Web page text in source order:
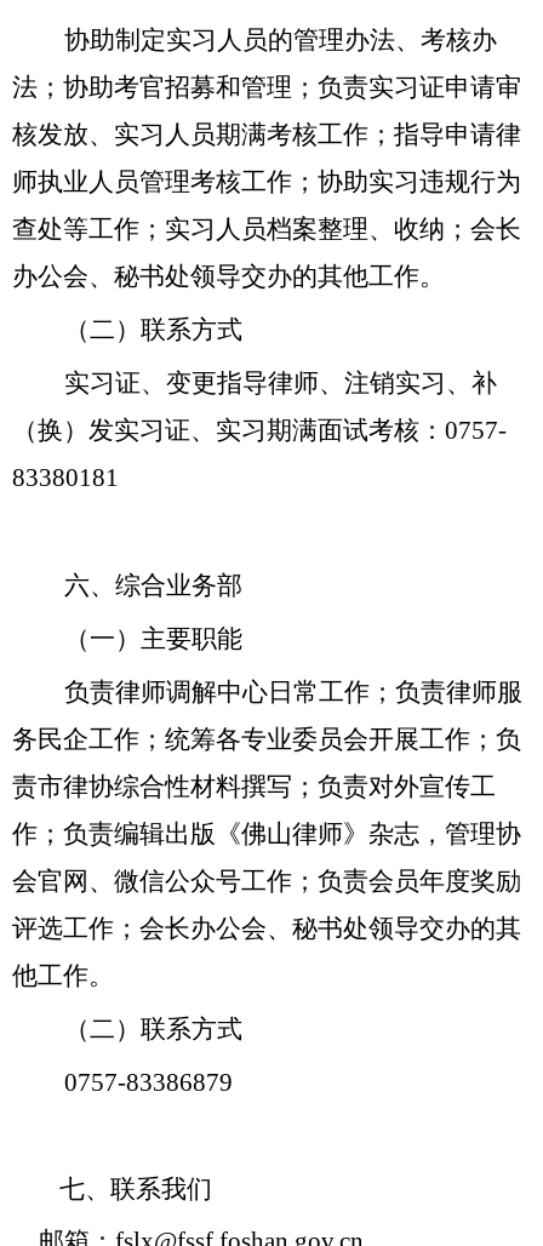
协助制定实习人员的管理办法、考核办
法；协助考官招募和管理；负责实习证申请审
核发放、实习人员期满考核工作；指导申请律
师执业人员管理考核工作；协助实习违规行为
查处等工作；实习人员档案整理、收纳；会长
办公会、秘书处领导交办的其他工作。
（二） 联系方式
实习证、变更指导律师、注销实习、补
（换）发实习证、 实习期满面试考核： 0757-
83380181
六、综合业务部
（一）主要职能
负责律师调解中心日常工作；负责律师服
务民企工作；统筹各专业委员会开展工作；负
责市律协综合性材料撰写；负责对外宣传工
作；负责编辑出版《佛山律师》杂志，管理协
会官网、微信公众号工作；负责会员年度奖励
评选工作；会长办公会、秘书处领导交办的其
他工作。
（二） 联系方式
0757-83386879
七、联系我们